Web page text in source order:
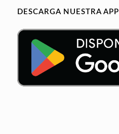
DESCARGA NUESTRA APP